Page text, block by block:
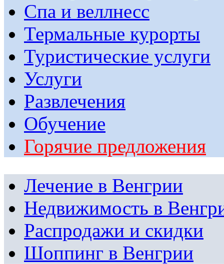
Спа и веллнесс
Термальные курорты
Туристические услуги
Услуги
Развлечения
Обучение
Горячие предложения
Лечение в Венгрии
Недвижимость в
Распродажи и скидки
Шоппинг в Венгрии